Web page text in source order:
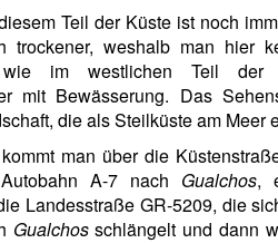
Teil der Küste ist noch
trockener, weshalb man hier
im westlichen Teil der
mit Bewässerung. Das
die als Steilküste am Meer
man über die
A-7 nach Gualchos,
Landesstraße GR-5209, die
Gualchosschlängelt und dann